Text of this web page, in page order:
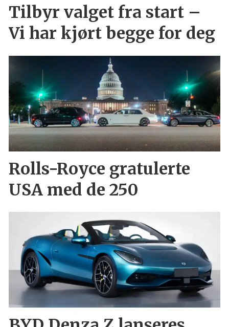
Tilbyr valget fra start –
Vi har kjørt begge for deg
Rolls-Royce gratulerte
USA med de 250